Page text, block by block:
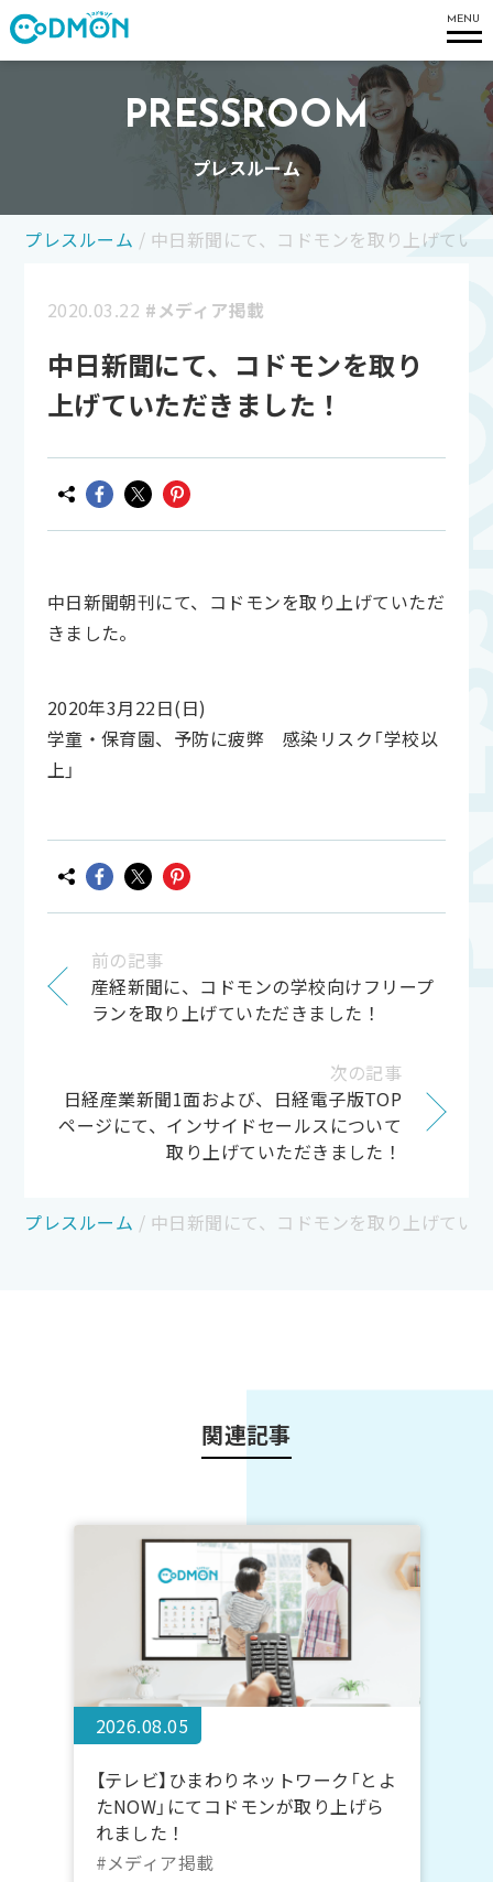
MENU
PRESSROOM
プレスルーム
プレスルーム / 中日新聞にて、コドモンを取り上げてい
2020.03.22 #メディア掲載
中日新聞にて、コドモンを取り
上げていただきました！
中日新聞朝刊にて、コドモンを取り上げていただ
きました。
2020年3月22日(日)
学童・保育園、予防に疲弊 感染リスク「学校以
上」
前の記事
産経新聞に、コドモンの学校向けフリープ
ランを取り上げていただきました！
次の記事
日経産業新聞1面および、日経電子版TOP
ページにて、インサイドセールスについて
取り上げていただきました！
プレスルーム / 中日新聞にて、コドモンを取り上げてい
関連記事
2026.08.05
【テレビ】ひまわりネットワーク「とよ
たNOW」にてコドモンが取り上げら
れました！
#メディア掲載